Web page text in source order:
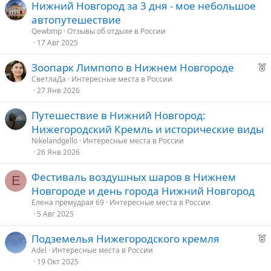
Нижний Новгород за 3 дня - мое небольшое
автопутешествие
Qewbmp Отзывы об отдыхе в России
17 Авг 2025
Р
о
у
Зоопарк Лимпопо в Нижнем Новгороде
СветлаДа
Интересные места в России
27 Янв 2026
Путешествие в Нижний Новгород:
Нижегородский Кремль и исторические виды
Nikelandgello Интересные места в России
26 Янв 2026
Е
Фестиваль воздушных шаров в Нижнем
Новгороде и день города Нижний Новгород
Елена премудрая 69
Интересные места в России
5 Авг 2025
Р
Подземелья Нижегородского кремля
Аdel
Интересные места в России
19 Окт 2025